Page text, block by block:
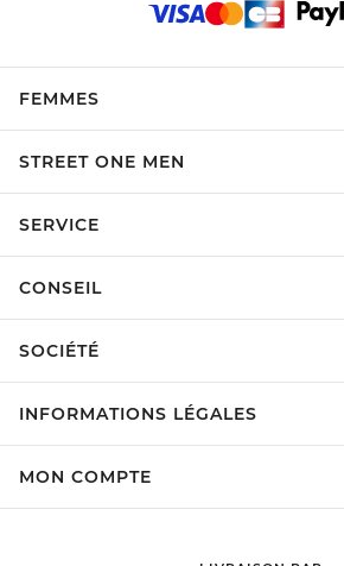
FEMMES
STREET ONE MEN
SERVICE
CONSEIL
SOCIÉTÉ
INFORMATIONS LÉGALES
MON COMPTE